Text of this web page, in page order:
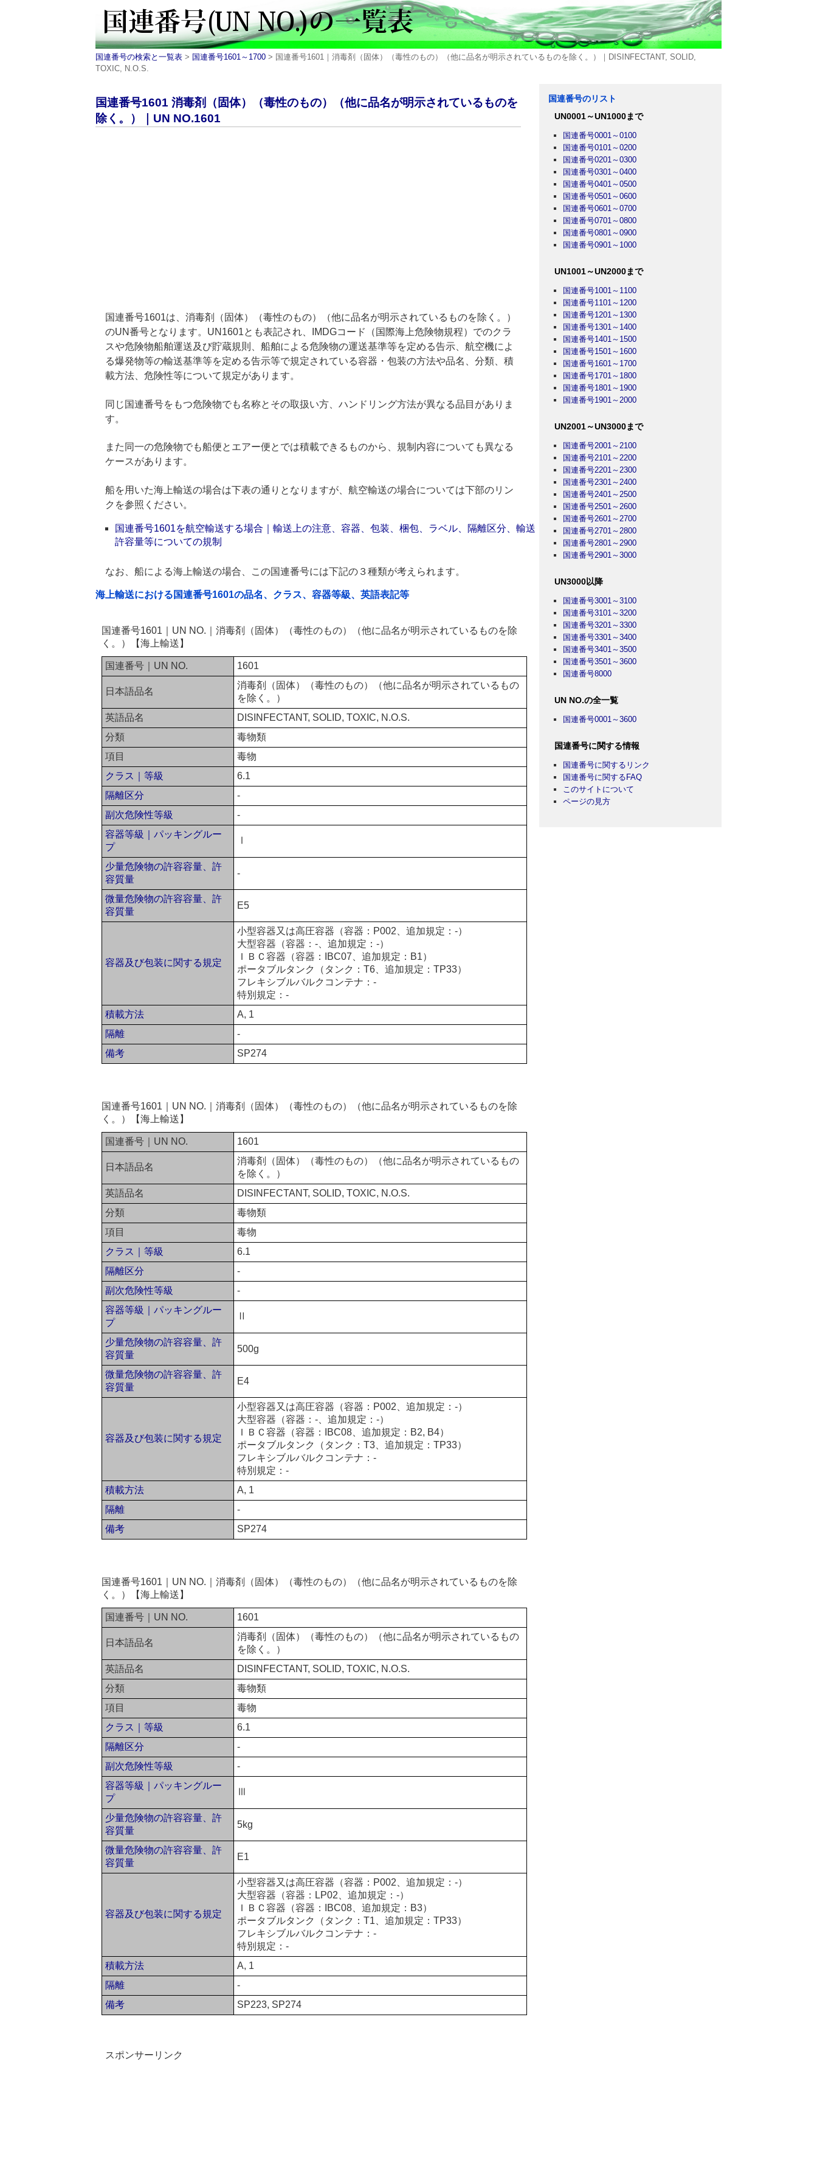
国連番号の検索と一覧表 > 国連番号1601～1700 > 国連番号1601｜消毒剤（固体）（毒性のもの）（他に品名が明示されているものを除く。）｜DISINFECTANT, SOLID,
TOXIC, N.O.S.
国連番号1601 消毒剤（固体）（毒性のもの）（他に品名が明示されているものを
除く。）｜UN NO.1601
国連番号1601は、消毒剤（固体）（毒性のもの）（他に品名が明示されているものを除く。）
のUN番号となります。UN1601とも表記され、IMDGコード（国際海上危険物規程）でのクラ
スや危険物船舶運送及び貯蔵規則、船舶による危険物の運送基準等を定める告示、航空機によ
る爆発物等の輸送基準等を定める告示等で規定されている容器・包装の方法や品名、分類、積
載方法、危険性等について規定があります。
同じ国連番号をもつ危険物でも名称とその取扱い方、ハンドリング方法が異なる品目がありま
す。
また同一の危険物でも船便とエアー便とでは積載できるものから、規制内容についても異なる
ケースがあります。
船を用いた海上輸送の場合は下表の通りとなりますが、航空輸送の場合については下部のリン
クを参照ください。
国連番号1601を航空輸送する場合｜輸送上の注意、容器、包装、梱包、ラベル、隔離区分、輸送
許容量等についての規制
なお、船による海上輸送の場合、この国連番号には下記の３種類が考えられます。
海上輸送における国連番号1601の品名、クラス、容器等級、英語表記等
国連番号1601｜UN NO.｜消毒剤（固体）（毒性のもの）（他に品名が明示されているものを除
く。）【海上輸送】
国連番号｜UN NO. 1601
日本語品名
消毒剤（固体）（毒性のもの）（他に品名が明示されているもの
を除く。）
英語品名
DISINFECTANT, SOLID, TOXIC, N.O.S.
分類
毒物類
項目
毒物
クラス｜等級
6.1
隔離区分
-
副次危険性等級
-
容器等級｜パッキングルー
プ
Ⅰ
少量危険物の許容容量、許
容質量
-
微量危険物の許容容量、許
容質量
E5
容器及び包装に関する規定
小型容器又は高圧容器（容器：P002、追加規定：-）
大型容器（容器：-、追加規定：-）
ＩＢＣ容器（容器：IBC07、追加規定：B1）
ポータブルタンク（タンク：T6、追加規定：TP33）
フレキシブルバルクコンテナ：-
特別規定：-
積載方法
A, 1
隔離
-
備考
SP274
国連番号1601｜UN NO.｜消毒剤（固体）（毒性のもの）（他に品名が明示されているものを除
く。）【海上輸送】
国連番号｜UN NO. 1601
日本語品名
消毒剤（固体）（毒性のもの）（他に品名が明示されているもの
を除く。）
英語品名
DISINFECTANT, SOLID, TOXIC, N.O.S.
分類
毒物類
項目
毒物
クラス｜等級
6.1
隔離区分
-
副次危険性等級
-
容器等級｜パッキングルー
プ
Ⅱ
少量危険物の許容容量、許
容質量
500g
微量危険物の許容容量、許
容質量
E4
容器及び包装に関する規定
小型容器又は高圧容器（容器：P002、追加規定：-）
大型容器（容器：-、追加規定：-）
ＩＢＣ容器（容器：IBC08、追加規定：B2, B4）
ポータブルタンク（タンク：T3、追加規定：TP33）
フレキシブルバルクコンテナ：-
特別規定：-
積載方法
A, 1
隔離
-
備考
SP274
国連番号1601｜UN NO.｜消毒剤（固体）（毒性のもの）（他に品名が明示されているものを除
く。）【海上輸送】
国連番号｜UN NO. 1601
日本語品名
消毒剤（固体）（毒性のもの）（他に品名が明示されているもの
を除く。）
英語品名
DISINFECTANT, SOLID, TOXIC, N.O.S.
分類
毒物類
項目
毒物
クラス｜等級
6.1
隔離区分
-
副次危険性等級
-
容器等級｜パッキングルー
プ
Ⅲ
少量危険物の許容容量、許
容質量
5kg
微量危険物の許容容量、許
容質量
E1
容器及び包装に関する規定
小型容器又は高圧容器（容器：P002、追加規定：-）
大型容器（容器：LP02、追加規定：-）
ＩＢＣ容器（容器：IBC08、追加規定：B3）
ポータブルタンク（タンク：T1、追加規定：TP33）
フレキシブルバルクコンテナ：-
特別規定：-
積載方法
A, 1
隔離
-
備考
SP223, SP274
スポンサーリンク
国連番号のリスト
UN0001～UN1000まで
国連番号0001～0100
国連番号0101～0200
国連番号0201～0300
国連番号0301～0400
国連番号0401～0500
国連番号0501～0600
国連番号0601～0700
国連番号0701～0800
国連番号0801～0900
国連番号0901～1000
UN1001～UN2000まで
国連番号1001～1100
国連番号1101～1200
国連番号1201～1300
国連番号1301～1400
国連番号1401～1500
国連番号1501～1600
国連番号1601～1700
国連番号1701～1800
国連番号1801～1900
国連番号1901～2000
UN2001～UN3000まで
国連番号2001～2100
国連番号2101～2200
国連番号2201～2300
国連番号2301～2400
国連番号2401～2500
国連番号2501～2600
国連番号2601～2700
国連番号2701～2800
国連番号2801～2900
国連番号2901～3000
UN3000以降
国連番号3001～3100
国連番号3101～3200
国連番号3201～3300
国連番号3301～3400
国連番号3401～3500
国連番号3501～3600
国連番号8000
UN NO.の全一覧
国連番号0001～3600
国連番号に関する情報
国連番号に関するリンク
国連番号に関するFAQ
このサイトについて
ページの見方